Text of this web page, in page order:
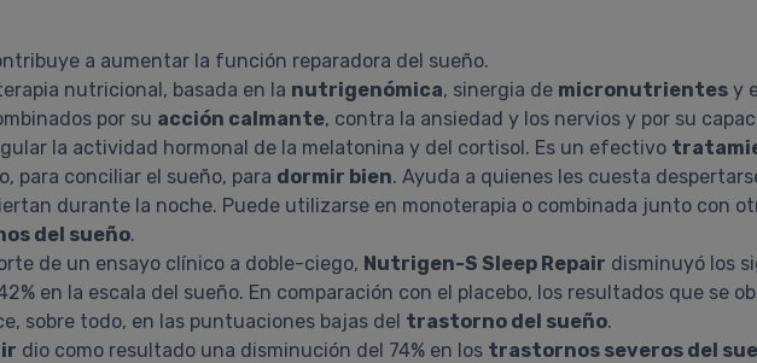
a aumentar la función reparadora del sueño.
nutricional, basada en la nutrigenómica, sinergia de micronutrientes y
por su acción calmante, contra la ansiedad y los nervios y por su
la actividad hormonal de la melatonina y del cortisol. Es un efectivo
para conciliar el sueño, para dormir bien. Ayuda a quienes les cuesta
durante la noche. Puede utilizarse en monoterapia o combinada junto con
del sueño.
de un ensayo clínico a doble-ciego, Nutrigen-S Sleep Repair disminuyó los
en la escala del sueño. En comparación con el placebo, los resultados que se
sobre todo, en las puntuaciones bajas del trastorno del sueño.
dio como resultado una disminución del 74% en los trastornos severos del